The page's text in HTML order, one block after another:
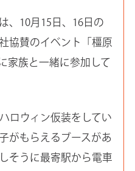
、10月15日、16日の
協賛のイベント「橿原
家族と一緒に参加して
ロウィン仮装をしてい
がもらえるブースがあ
そうに最寄駅から電車